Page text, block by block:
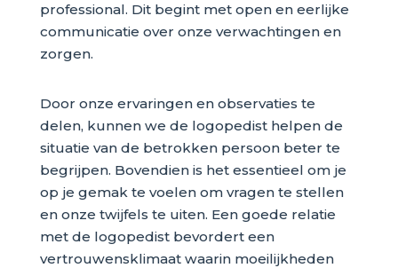
professional. Dit begint met open en eerlijke
communicatie over onze verwachtingen en
zorgen.
Door onze ervaringen en observaties te
delen, kunnen we de logopedist helpen de
situatie van de betrokken persoon beter te
begrijpen. Bovendien is het essentieel om je
op je gemak te voelen om vragen te stellen
en onze twijfels te uiten. Een goede relatie
met de logopedist bevordert een
vertrouwensklimaat waarin moeilijkheden